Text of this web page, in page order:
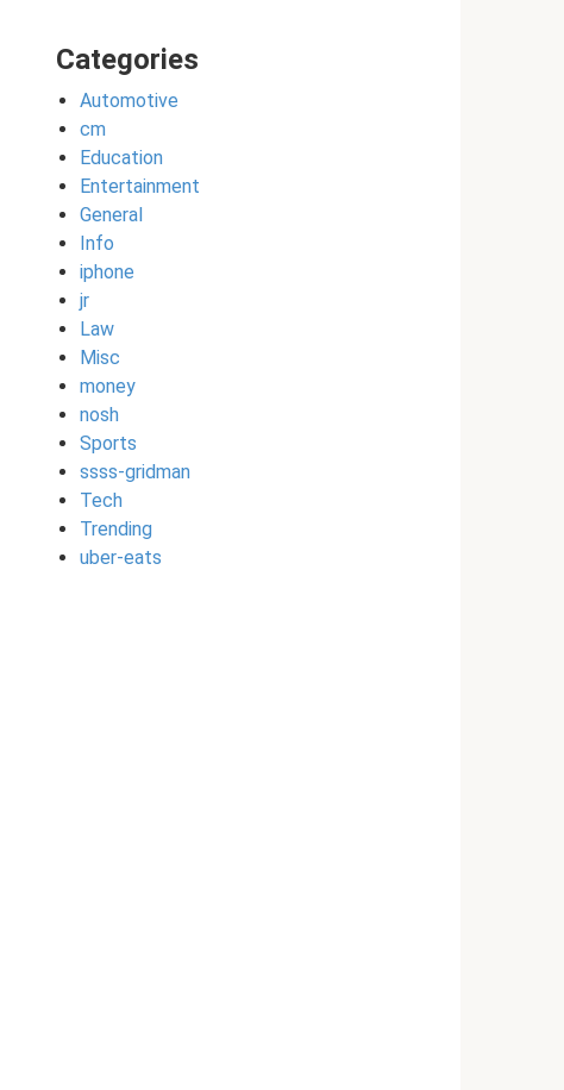
Categories
Automotive
cm
Education
Entertainment
General
Info
iphone
jr
Law
Misc
money
nosh
Sports
ssss-gridman
Tech
Trending
uber-eats